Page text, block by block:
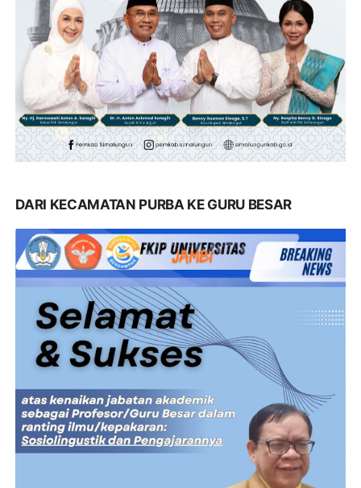
DARI KECAMATAN PURBA KE GURU BESAR